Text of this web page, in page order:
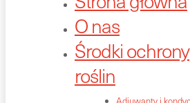
O nas
Środki ochrony
roślin